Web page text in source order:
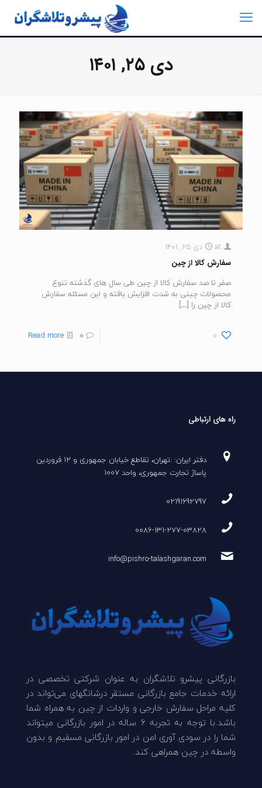
دی ۲۵, ۱۴۰۱
at دی 25, 1401
سفارش کالا از چین
صفر تا صد سفارش کالا از چین طی سال های گذشته تنوع
محصولات چینی به شدت افزایش یافته و این مسئله سفارش
کالا از چین را […]
0
0
Read more
راه های ارتباطی
دفتر ایران: :تهران، تقاطع خیابان جمهوری و 12 فروردین
پاساژ تجارت جمهوری، واحد 1007
02191692797
0086-131-277-03828
info@pishro-talashgaran.com
بازرگانی پیشرو تلاشگران به عنوان شرکتی تخصصی در
ارائه خدمات جامع بازرگانی مستقر درشانگهای می‌تواند در
کلیه مراحل سفارش خارجی و واردات از چین به همراه شما
باشد.با توجه به تجربه 6 ساله در امور بازرگانی میتواند
شما را در سودی آوری امن در امور بازرگانی مسقیم و بدون
واسطه در چین همراهی کند.